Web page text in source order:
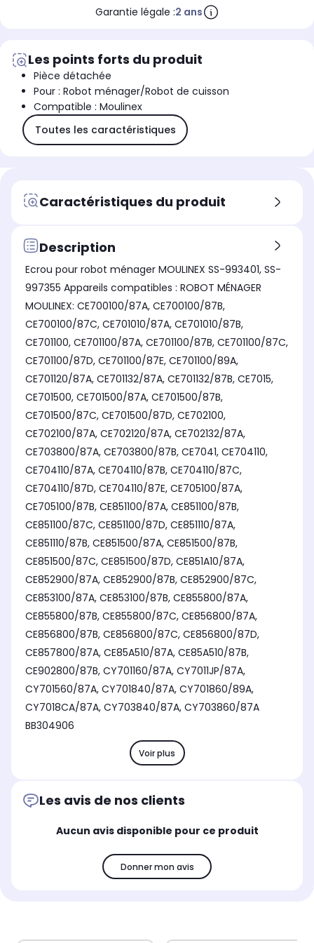
Garantie légale :2 ans
Les points forts du produit
Pièce détachée
Pour : Robot ménager/Robot de cuisson
Compatible : Moulinex
Toutes les caractéristiques
Caractéristiques du produit
Description
Ecrou pour robot ménager MOULINEX SS-993401, SS-
997355 Appareils compatibles : ROBOT MÉNAGER
MOULINEX: CE700100/87A, CE700100/87B,
CE700100/87C, CE701010/87A, CE701010/87B,
CE701100, CE701100/87A, CE701100/87B, CE701100/87C,
CE701100/87D, CE701100/87E, CE701100/89A,
CE701120/87A, CE701132/87A, CE701132/87B, CE7015,
CE701500, CE701500/87A, CE701500/87B,
CE701500/87C, CE701500/87D, CE702100,
CE702100/87A, CE702120/87A, CE702132/87A,
CE703800/87A, CE703800/87B, CE7041, CE704110,
CE704110/87A, CE704110/87B, CE704110/87C,
CE704110/87D, CE704110/87E, CE705100/87A,
CE705100/87B, CE851100/87A, CE851100/87B,
CE851100/87C, CE851100/87D, CE851110/87A,
CE851110/87B, CE851500/87A, CE851500/87B,
CE851500/87C, CE851500/87D, CE851A10/87A,
CE852900/87A, CE852900/87B, CE852900/87C,
CE853100/87A, CE853100/87B, CE855800/87A,
CE855800/87B, CE855800/87C, CE856800/87A,
CE856800/87B, CE856800/87C, CE856800/87D,
CE857800/87A, CE85A510/87A, CE85A510/87B,
CE902800/87B, CY701160/87A, CY7011JP/87A,
CY701560/87A, CY701840/87A, CY701860/89A,
CY7018CA/87A, CY703840/87A, CY703860/87A
BB304906
Voir plus
Les avis de nos clients
Aucun avis disponible pour ce produit
Donner mon avis